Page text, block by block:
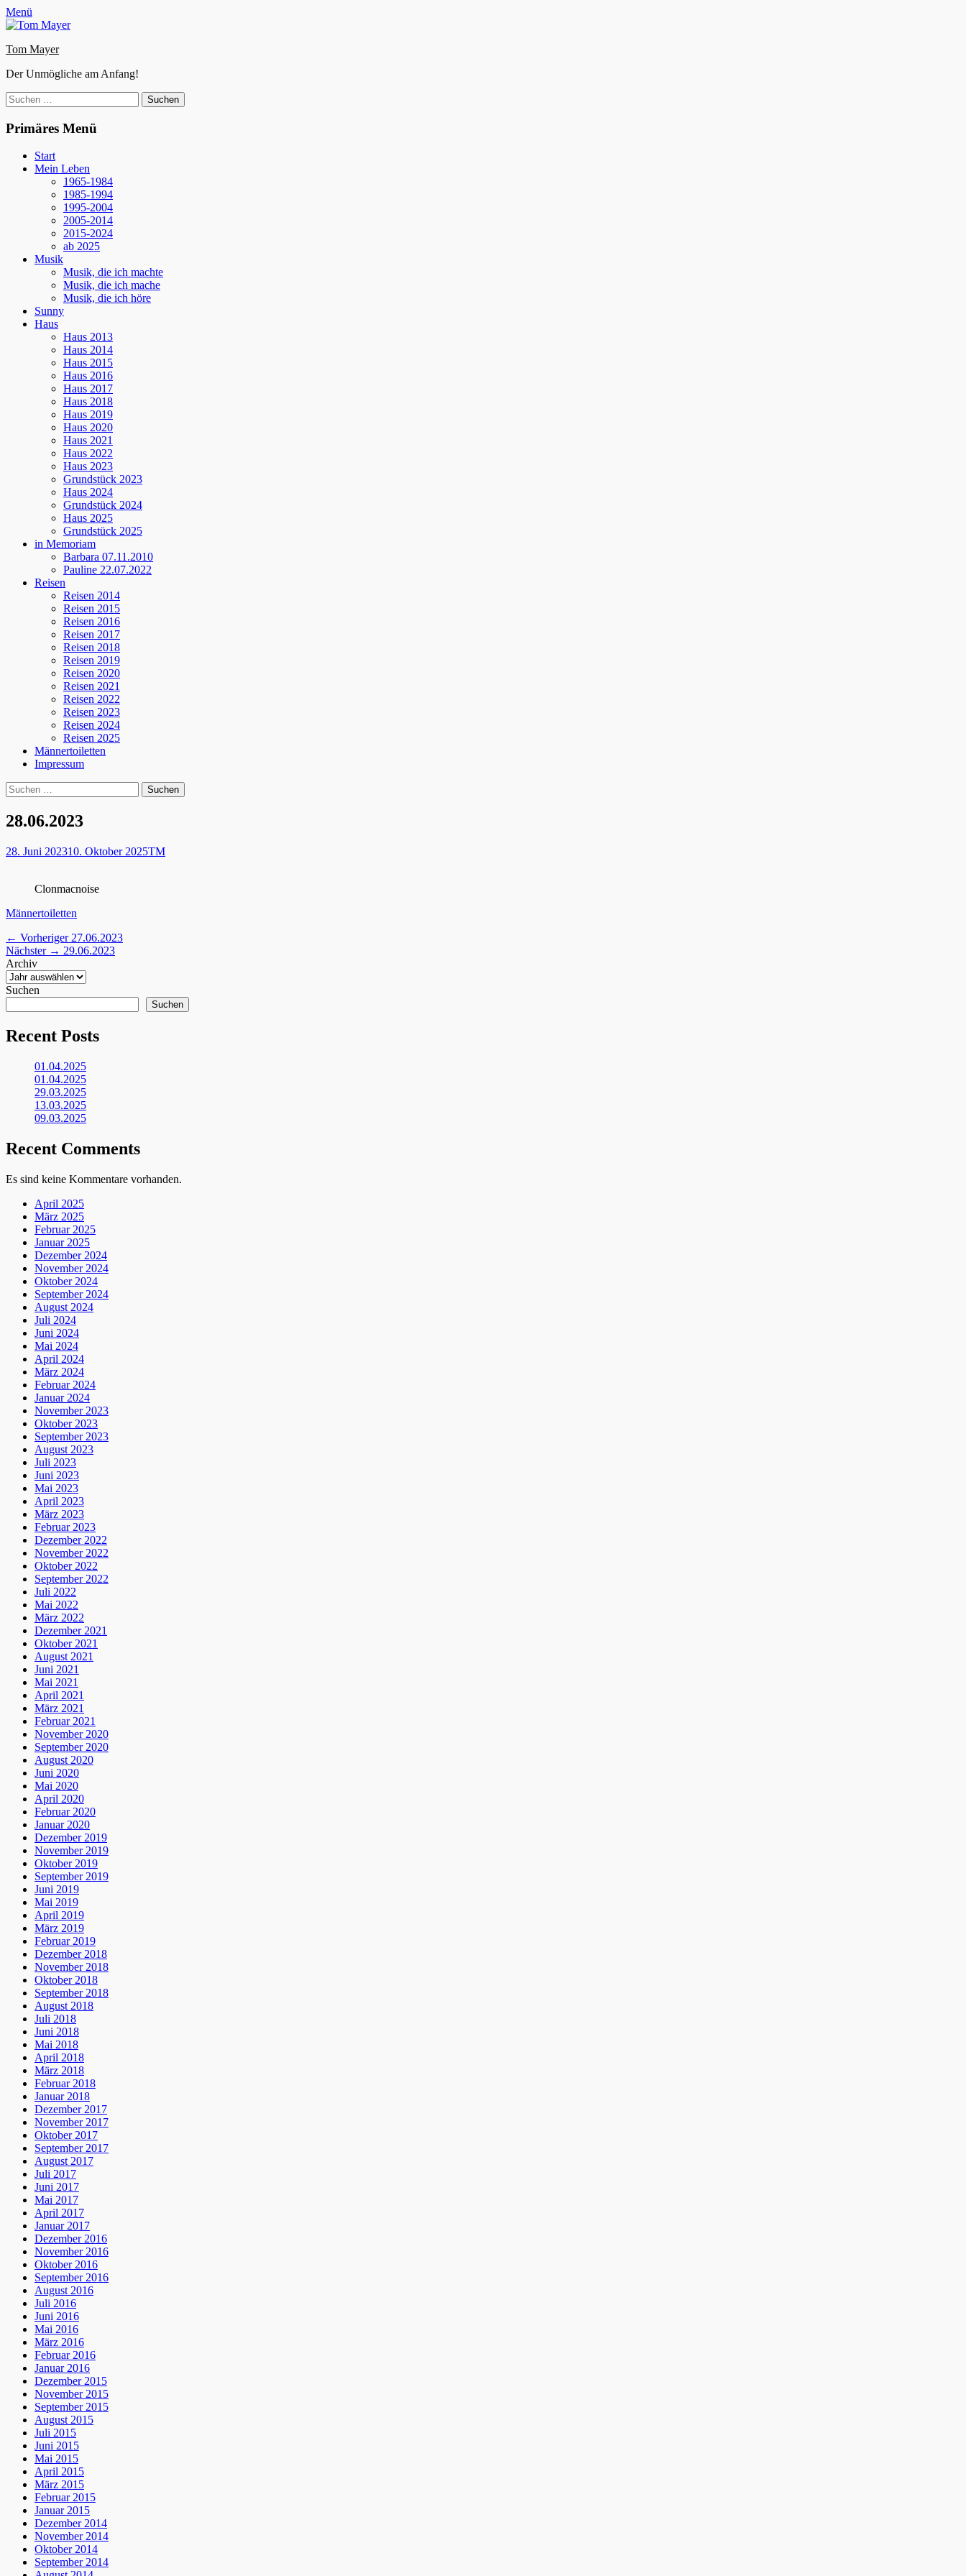
Zum
Inhalt
Facebook
E-
Mail
Instagram
Website
Menü
Tom Mayer
Der Unmögliche am Anfang!
Suche
nach:
Primäres Menü
Start
Mein Leben
1965-1984
1985-1994
1995-2004
2005-2014
2015-2024
ab 2025
Musik
Musik, die ich machte
Musik, die ich mache
Musik, die ich höre
Sunny
Haus
Haus 2013
Haus 2014
Haus 2015
Haus 2016
Haus 2017
Haus 2018
Haus 2019
Haus 2020
Haus 2021
Haus 2022
Haus 2023
Grundstück 2023
Haus 2024
Grundstück 2024
Haus 2025
Grundstück 2025
in Memoriam
Barbara 07.11.2010
Pauline 22.07.2022
Reisen
Reisen 2014
Reisen 2015
Reisen 2016
Reisen 2017
Reisen 2018
Reisen 2019
Reisen 2020
Reisen 2021
Reisen 2022
Reisen 2023
Reisen 2024
Reisen 2025
Männertoiletten
Impressum
Suchen
Suche
nach:
28.06.2023
Posted
28. Juni 202310. Oktober 2025Autor
TM
Clonmacnoise
Kategorien
Männertoiletten
Beitragsnavigation
← Vorheriger Vorheriger
Beitrag:
27.06.2023
Nächster → Nächster
29.06.2023
Archiv
Suchen
Suchen
Recent Posts
01.04.2025
01.04.2025
29.03.2025
13.03.2025
09.03.2025
Recent Comments
Es sind keine Kommentare vorhanden.
April 2025
März 2025
Februar 2025
Januar 2025
Dezember 2024
November 2024
Oktober 2024
September 2024
August 2024
Juli 2024
Juni 2024
Mai 2024
April 2024
März 2024
Februar 2024
Januar 2024
November 2023
Oktober 2023
September 2023
August 2023
Juli 2023
Juni 2023
Mai 2023
April 2023
März 2023
Februar 2023
Dezember 2022
November 2022
Oktober 2022
September 2022
Juli 2022
Mai 2022
März 2022
Dezember 2021
Oktober 2021
August 2021
Juni 2021
Mai 2021
April 2021
März 2021
Februar 2021
November 2020
September 2020
August 2020
Juni 2020
Mai 2020
April 2020
Februar 2020
Januar 2020
Dezember 2019
November 2019
Oktober 2019
September 2019
Juni 2019
Mai 2019
April 2019
März 2019
Februar 2019
Dezember 2018
November 2018
Oktober 2018
September 2018
August 2018
Juli 2018
Juni 2018
Mai 2018
April 2018
März 2018
Februar 2018
Januar 2018
Dezember 2017
November 2017
Oktober 2017
September 2017
August 2017
Juli 2017
Juni 2017
Mai 2017
April 2017
Januar 2017
Dezember 2016
November 2016
Oktober 2016
September 2016
August 2016
Juli 2016
Juni 2016
Mai 2016
März 2016
Februar 2016
Januar 2016
Dezember 2015
November 2015
September 2015
August 2015
Juli 2015
Juni 2015
Mai 2015
April 2015
März 2015
Februar 2015
Januar 2015
Dezember 2014
November 2014
Oktober 2014
September 2014